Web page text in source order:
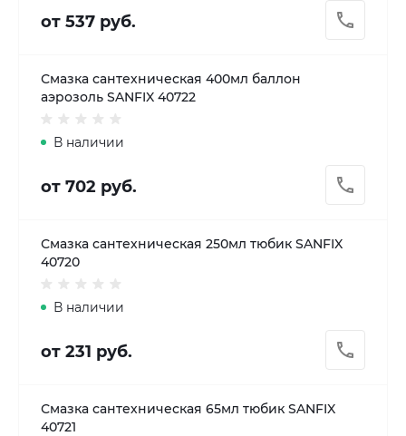
от 537 руб.
Смазка сантехническая 400мл баллон
аэрозоль SANFIX 40722
В наличии
от 702 руб.
Смазка сантехническая 250мл тюбик SANFIX
40720
В наличии
от 231 руб.
Смазка сантехническая 65мл тюбик SANFIX
40721